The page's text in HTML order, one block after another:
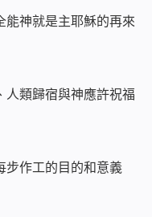
的真理曉諭給各方
」（《話在肉身顯現·
的說話就是今天道
發聲來作工只有道
目的。
的人怎能獲得神的
顯現與發聲說話，
被全能神的話語征
能神就是主耶穌的再來
人類歸宿與神應許祝福
步作工的目的和意義